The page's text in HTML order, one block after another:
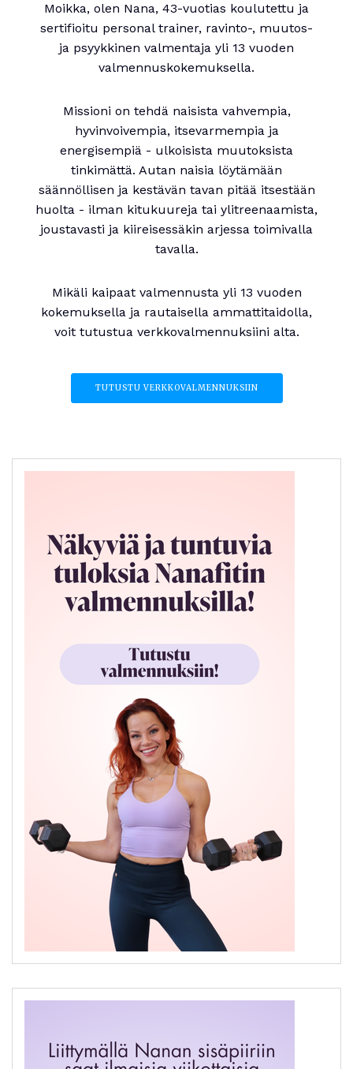
Moikka, olen Nana, 43-vuotias koulutettu ja
sertifioitu personal trainer, ravinto-, muutos-
ja psyykkinen valmentaja yli 13 vuoden
valmennuskokemuksella.
Missioni on tehdä naisista vahvempia,
hyvinvoivempia, itsevarmempia ja
energisempiä - ulkoisista muutoksista
tinkimättä. Autan naisia löytämään
säännöllisen ja kestävän tavan pitää itsestään
huolta - ilman kitukuureja tai ylitreenaamista,
joustavasti ja kiireisessäkin arjessa toimivalla
tavalla.
Mikäli kaipaat valmennusta yli 13 vuoden
kokemuksella ja rautaisella ammattitaidolla,
voit tutustua verkkovalmennuksiini alta.
TUTUSTU VERKKOVALMENNUKSIIN